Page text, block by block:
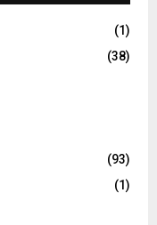
(1)
(38)
(93)
(1)